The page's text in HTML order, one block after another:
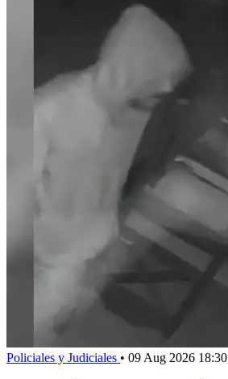
Policiales y Judiciales • 09 Aug 2026 18:30